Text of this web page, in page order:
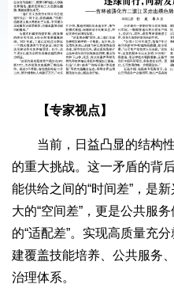
【专家视点】
当前，日益凸显的结构性
的重大挑战。这一矛盾的背
能供给之间的“时间差”，是
大的“空间差”，更是公共服
的“适配差”。实现高质量充
建覆盖技能培养、公共服务
治理体系。